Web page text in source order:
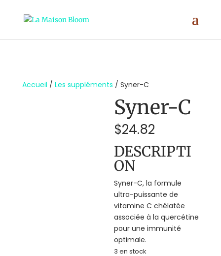
Accueil / Les suppléments / Syner-C
Syner-C
$24.82
DESCRIPTI
ON
Syner-C, la formule
ultra-puissante de
vitamine C chélatée
associée à la quercétine
pour une immunité
optimale.
3 en stock